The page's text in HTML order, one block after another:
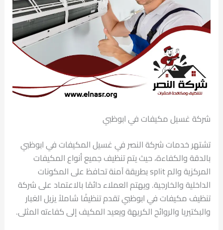
شركة غسيل مكيفات في ابوظبي
تشتهر خدمات شركة النصر في غسيل المكيفات في ابوظبي
بالدقة والكفاءة، حيث يتم تنظيف جميع أنواع المكيفات
المركزية والم split بطريقة آمنة تحافظ على المكونات
الداخلية والخارجية. ويهتم العملاء دائمًا بالاعتماد على شركة
تنظيف مكيفات في ابوظبي تقدم تنظيفًا شاملاً يزيل الغبار
والبكتيريا والروائح الكريهة ويعيد المكيف إلى كفاءته المثلى.